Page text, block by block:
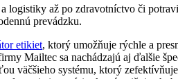
logistiky až po zdravotníctvo či
prevádzku.
etikiet, ktorý umožňuje rýchle a
Mailtec sa nachádzajú aj ďalšie
väčšieho systému, ktorý